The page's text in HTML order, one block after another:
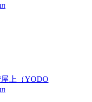
上（YODO